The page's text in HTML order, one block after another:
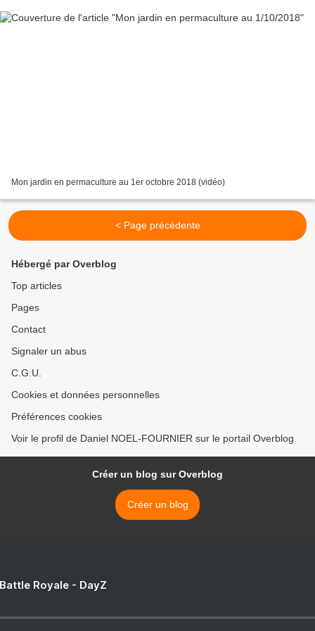
Mon jardin en permaculture au 1er octobre 2018 (vidéo)
< Page précédente
Hébergé par Overblog
Top articles
Pages
Contact
Signaler un abus
C.G.U.
Cookies et données personnelles
Préférences cookies
Voir le profil de Daniel NOEL-FOURNIER sur le portail Overblog
Créer un blog sur Overblog
Créer un blog
Royale - DayZ